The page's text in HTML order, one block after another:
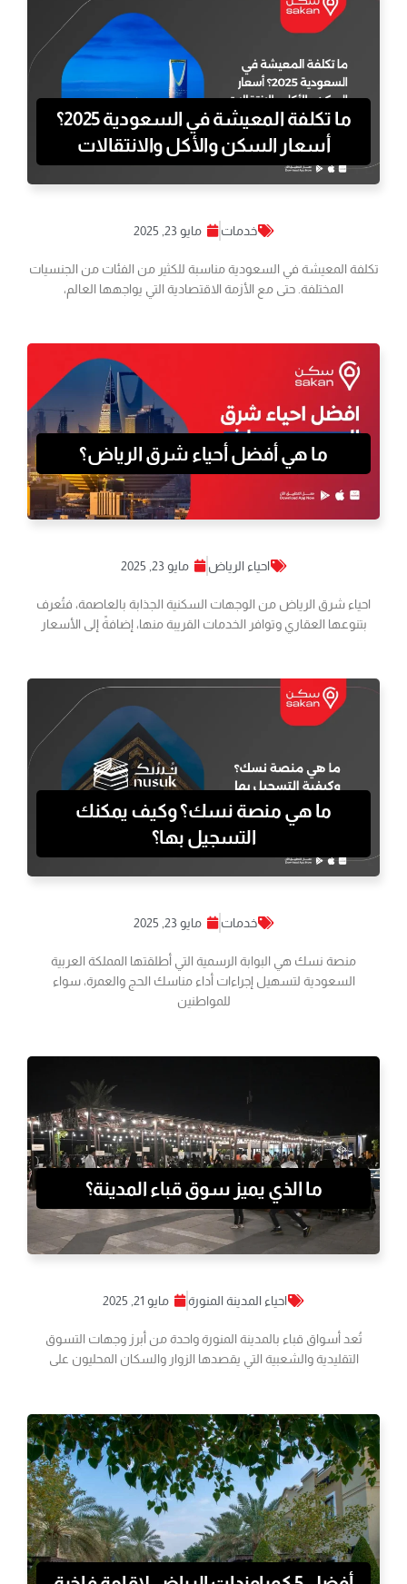
ما تكلفة المعيشة في السعودية 2025؟
أسعار السكن والأكل والانتقالات
خدمات مايو 23, 2025
تكلفة المعيشة في السعودية مناسبة للكثير من الفئات من الجنسيات
المختلفة. حتى مع الأزمة الاقتصادية التي يواجهها العالم،
ما هي أفضل أحياء شرق الرياض؟
احياء الرياض مايو 23, 2025
احياء شرق الرياض من الوجهات السكنية الجذابة بالعاصمة، فتُعرف
بتنوعها العقاري وتوافر الخدمات القريبة منها، إضافةً إلى الأسعار
ما هي منصة نسك؟ وكيف يمكنك
التسجيل بها؟
خدمات مايو 23, 2025
منصة نسك هي البوابة الرسمية التي أطلقتها المملكة العربية
السعودية لتسهيل إجراءات أداء مناسك الحج والعمرة، سواء
للمواطنين
ما الذي يميز سوق قباء المدينة؟
احياء المدينة المنورة مايو 21, 2025
تُعد أسواق قباء بالمدينة المنورة واحدة من أبرز وجهات التسوق
التقليدية والشعبية التي يقصدها الزوار والسكان المحليون على